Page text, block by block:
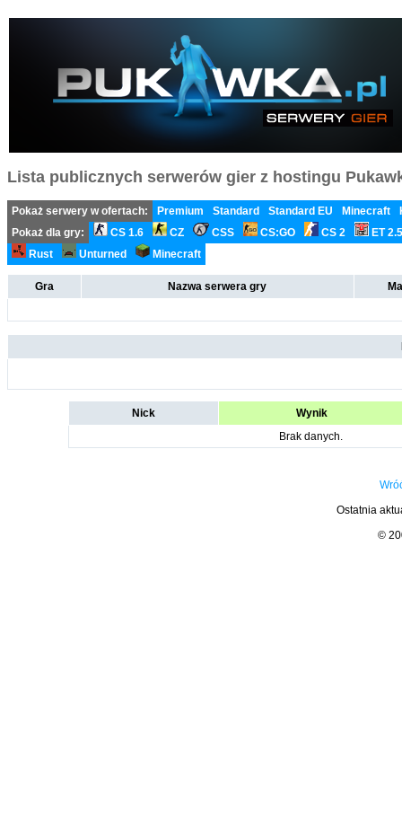
Lista publicznych serwerów gier z hostingu
Pokaż serwery w ofertach: Premium Standard Standard EU Minecraft
Pokaż dla gry:
CS 1.6 CZ CSS CS:GO CS 2
ET
Rust
Unturned Minecraft
Gra Nazwa serwera gry
Nick
Wynik
Brak danych.
Ostatnia
©